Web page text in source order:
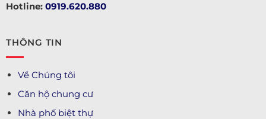
Hotline: 0919.620.880
THÔNG TIN
Về Chúng tôi
Căn hộ chung cư
Nhà phố biệt thự